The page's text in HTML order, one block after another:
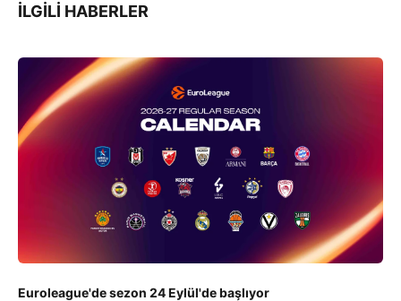
İLGILI HABERLER
Euroleague'de sezon 24 Eylül'de başlıyor